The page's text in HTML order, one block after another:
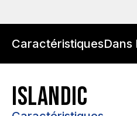
CaractéristiquesDans
ISLANDIC